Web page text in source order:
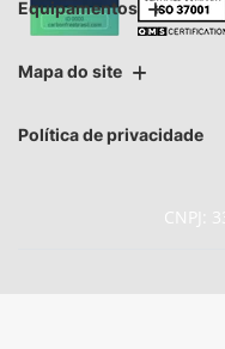
Equipamentos
Mapa do site
Política de privacidade
CNPJ: